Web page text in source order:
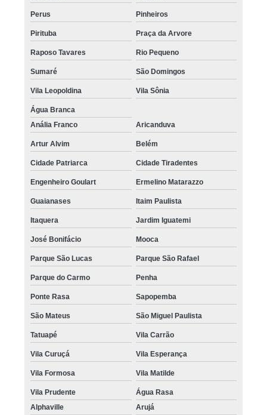
Perus Pinheiros
Pirituba Praça da Arvore
Raposo Tavares Rio Pequeno
Sumaré São Domingos
Vila Leopoldina Vila Sônia
Água Branca
Anália Franco
Aricanduva
Artur Alvim Belém
Cidade Patriarca Cidade Tiradentes
Engenheiro Goulart Ermelino Matarazzo
Guaianases Itaim Paulista
Itaquera Jardim Iguatemi
José Bonifácio Mooca
Parque São Lucas Parque São Rafael
Parque do Carmo Penha
Ponte Rasa Sapopemba
São Mateus São Miguel Paulista
Tatuapé Vila Carrão
Vila Curuçá Vila Esperança
Vila Formosa Vila Matilde
Vila Prudente
Água Rasa
Alphaville
Arujá